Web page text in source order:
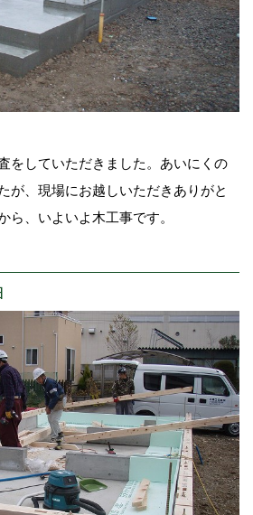
をしていただきました。あいにくの
が、現場にお越しいただきありがと
ら、いよいよ木工事です。